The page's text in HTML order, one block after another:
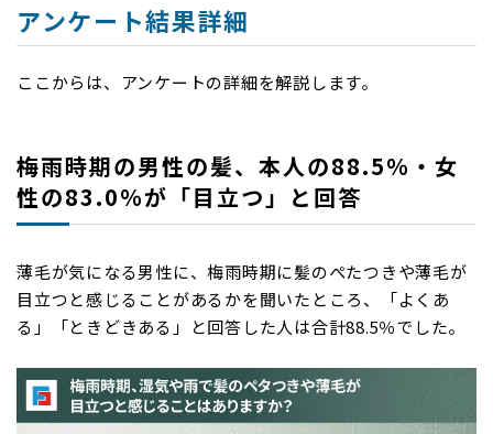
アンケート結果詳細
ここからは、アンケートの詳細を解説します。
梅雨時期の男性の髪、本人の88.5％・女
性の83.0％が「目立つ」と回答
薄毛が気になる男性に、梅雨時期に髪のぺたつきや薄毛が
目立つと感じることがあるかを聞いたところ、「よくあ
る」「ときどきある」と回答した人は合計88.5％でした。